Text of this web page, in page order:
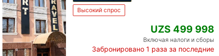
Высокий спрос
UZS 499 998
Включая налоги и сборы
Забронировано 1 раза за последние